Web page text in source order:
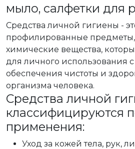
мыло, салфетки для
Средства личной гигиены -
профилированные
химические вещества,
для личного использования
обеспечения чистоты и
организма человека.
Средства личной
классифицируются
применения:
Уход за кожей тела, рук,